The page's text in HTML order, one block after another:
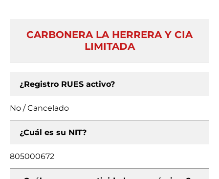
CARBONERA LA HERRERA Y CIA
LIMITADA
¿Registro RUES activo?
No / Cancelado
¿Cuál es su NIT?
805000672